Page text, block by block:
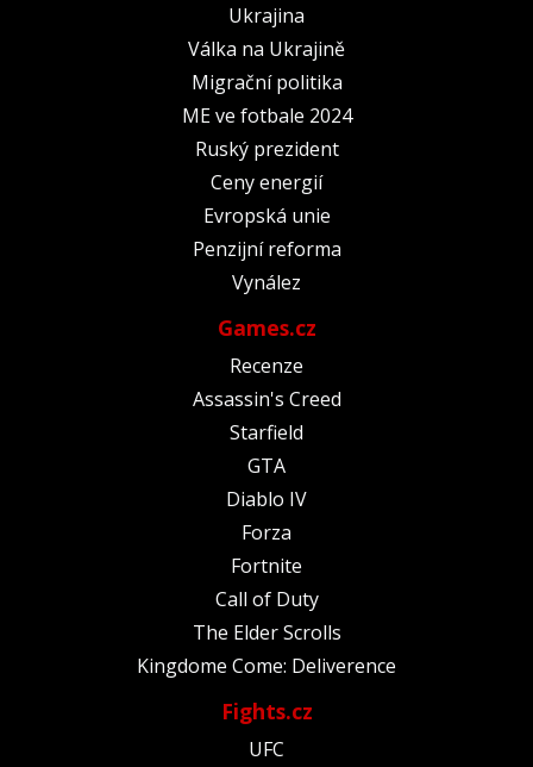
Ukrajina
Válka na Ukrajině
Migrační politika
ME ve fotbale 2024
Ruský prezident
Ceny energií
Evropská unie
Penzijní reforma
Vynález
Games.cz
Recenze
Assassin's Creed
Starfield
GTA
Diablo IV
Forza
Fortnite
Call of Duty
The Elder Scrolls
Kingdome Come: Deliverence
Fights.cz
UFC